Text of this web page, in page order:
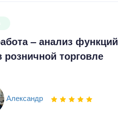
– анализ функций
розничной торговле
Александр